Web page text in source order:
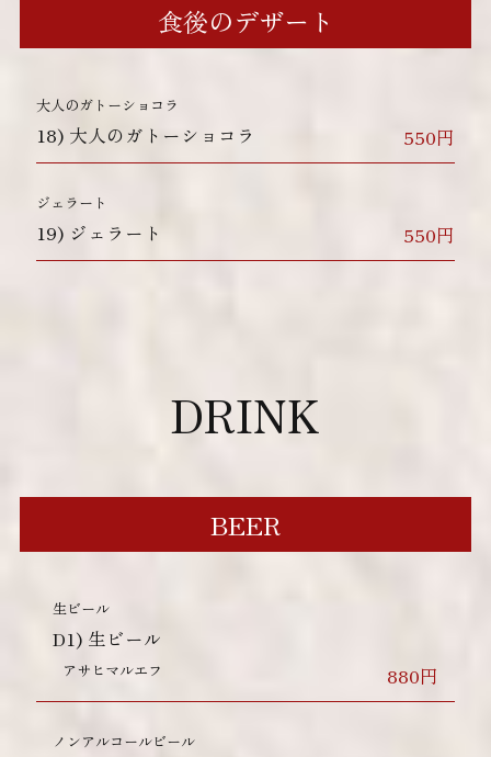
食後のデザート
大人のガトーショコラ
18) 大人のガトーショコラ 550円
ジェラート
19) ジェラート 550円
DRINK
BEER
生ビール
D1) 生ビール
アサヒマルエフ 880円
ノンアルコールビール